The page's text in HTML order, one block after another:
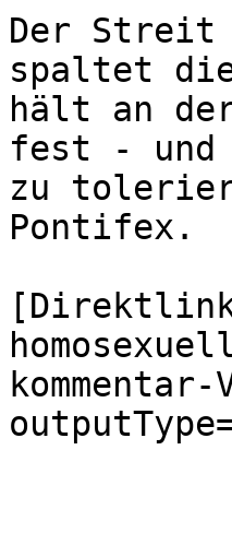
Der Streit
spaltet
hält an
fest - und
zu
Pontifex.
kommentar-